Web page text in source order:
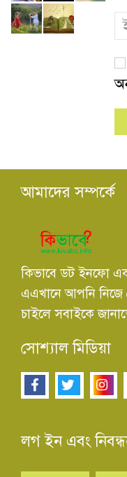
আমাদের সম্পর্কে
কিভাবে ডট ইনফো
এএখানে আপনি নিজে
চাইলে সবাইকে
সোশ্যাল মিডিয়া
লগ ইন এবং